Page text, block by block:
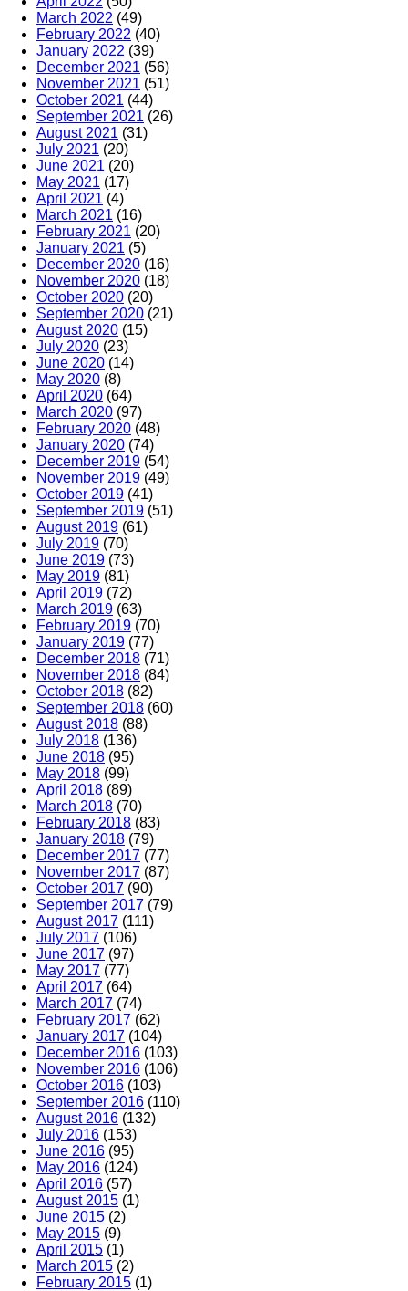
March 2022 (49)
February 2022 (40)
January 2022 (39)
December 2021 (56)
November 2021 (51)
October 2021 (44)
September 2021 (26)
August 2021 (31)
July 2021 (20)
June 2021 (20)
May 2021 (17)
April 2021 (4)
March 2021 (16)
February 2021 (20)
January 2021 (5)
December 2020 (16)
November 2020 (18)
October 2020 (20)
September 2020 (21)
August 2020 (15)
July 2020 (23)
June 2020 (14)
May 2020 (8)
April 2020 (64)
March 2020 (97)
February 2020 (48)
January 2020 (74)
December 2019 (54)
November 2019 (49)
October 2019 (41)
September 2019 (51)
August 2019 (61)
July 2019 (70)
June 2019 (73)
May 2019 (81)
April 2019 (72)
March 2019 (63)
February 2019 (70)
January 2019 (77)
December 2018 (71)
November 2018 (84)
October 2018 (82)
September 2018 (60)
August 2018 (88)
July 2018 (136)
June 2018 (95)
May 2018 (99)
April 2018 (89)
March 2018 (70)
February 2018 (83)
January 2018 (79)
December 2017 (77)
November 2017 (87)
October 2017 (90)
September 2017 (79)
August 2017 (111)
July 2017 (106)
June 2017 (97)
May 2017 (77)
April 2017 (64)
March 2017 (74)
February 2017 (62)
January 2017 (104)
December 2016 (103)
November 2016 (106)
October 2016 (103)
September 2016 (110)
August 2016 (132)
July 2016 (153)
June 2016 (95)
May 2016 (124)
April 2016 (57)
August 2015 (1)
June 2015 (2)
May 2015 (9)
April 2015 (1)
March 2015 (2)
February 2015 (1)